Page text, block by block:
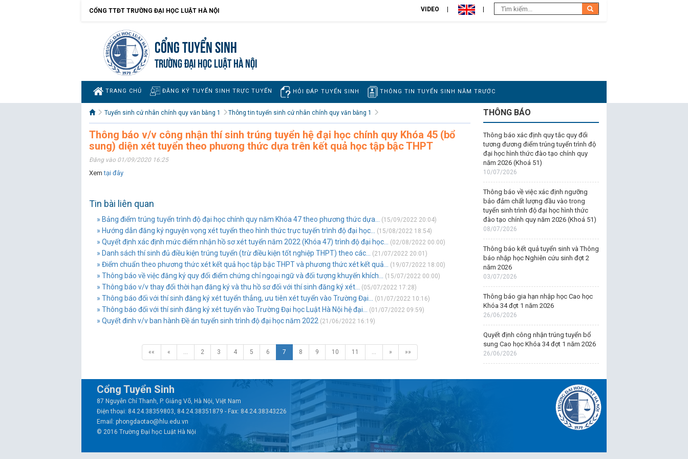
CỔNG TTĐT TRƯỜNG ĐẠI HỌC LUẬT HÀ NỘI VIDEO
Cổng tuyển sinh
TRƯỜNG ĐẠI HỌC LUẬT HÀ NỘI
TRANG CHỦ ĐĂNG KÝ TUYỂN SINH TRỰC TUYẾN HỎI ĐÁP TUYỂN SINH THÔNG TIN TUYỂN SINH NĂM TRƯỚC
Tuyển sinh cử nhân chính quy văn bằng 1 Thông tin tuyển sinh cử nhân chính quy văn bằng 1
Thông báo v/v công nhận thí sinh trúng tuyển hệ đại học chính quy Khóa 45 (bổ
sung) diện xét tuyển theo phương thức dựa trên kết quả học tập bậc THPT
Đăng vào 01/09/2020 16:25
Xemtại đây
Tin bài liên quan
» Bảng điểm trúng tuyển trình độ đại học chính quy năm Khóa 47 theo phương thức dựa... (15/09/2022 20:04)
» Hướng dẫn đăng ký nguyện vọng xét tuyển theo hình thức trực tuyến trình độ đại học... (15/08/2022 18:54)
» Quyết định xác định mức điểm nhận hồ sơ xét tuyển năm 2022 (Khóa 47) trình độ đại học... (02/08/2022 00:00)
» Danh sách thí sinh đủ điều kiện trúng tuyển (trừ điều kiện tốt nghiệp THPT) theo các... (21/07/2022 20:01)
» Điểm chuẩn theo phương thức xét kết quả học tập bậc THPT và phương thức xét kết quả... (19/07/2022 18:00)
» Thông báo về việc đăng ký quy đổi điểm chứng chỉ ngoại ngữ và đối tượng khuyến khích... (15/07/2022 00:00)
» Thông báo v/v thay đổi thời hạn đăng ký và thu hồ sơ đối với thí sinh đăng ký xét... (05/07/2022 17:28)
» Thông báo đối với thí sinh đăng ký xét tuyển thẳng, ưu tiên xét tuyển vào Trường Đại... (01/07/2022 10:16)
» Thông báo đối với thí sinh đăng ký xét tuyển vào Trường Đại học Luật Hà Nội hệ đại... (01/07/2022 09:59)
» Quyết đinh v/v ban hành Đề án tuyển sinh trình độ đại học năm 2022 (21/06/2022 16:19)
«« « … 2 3 4 5 6 7 8 9 10 11 … » »»
THÔNG BÁO
Thông báo xác định quy tắc quy đổi
tương đương điểm trúng tuyển trình độ
đại học hình thức đào tạo chính quy
năm 2026 (Khoá 51)
10/07/2026
Thông báo về việc xác định ngưỡng
bảo đảm chất lượng đầu vào trong
tuyển sinh trình độ đại học hình thức
đào tạo chính quy năm 2026 (Khoá 51)
08/07/2026
Thông báo kết quả tuyển sinh và Thông
báo nhập học Nghiên cứu sinh đợt 2
năm 2026
03/07/2026
Thông báo gia hạn nhập học Cao học
Khóa 34 đợt 1 năm 2026
26/06/2026
Quyết định công nhận trúng tuyển bổ
sung Cao học Khóa 34 đợt 1 năm 2026
26/06/2026
Cổng Tuyển Sinh
87 Nguyễn Chí Thanh, P. Giảng Võ, Hà Nội, Việt Nam
Điện thoại: 84.24.38359803, 84.24.38351879 - Fax: 84.24.38343226
Email: phongdaotao@hlu.edu.vn
© 2016 Trường Đại học Luật Hà Nội